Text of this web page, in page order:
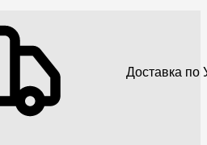
Доставка по